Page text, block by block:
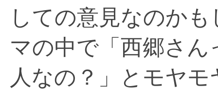
しての意見なのか
マの中で「西郷さ
人なの？」とモヤ